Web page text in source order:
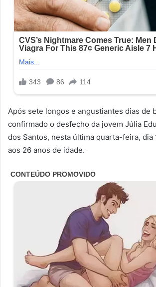
Após sete longos e angustiantes dias de
confirmado o desfecho da jovem Júlia
dos Santos, nesta última quarta-feira, dia
aos 26 anos de idade.